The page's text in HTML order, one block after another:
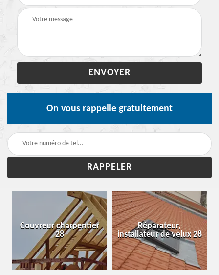
On vous rappelle gratuitement
Couvreur charpentier
28
Réparateur,
installateur de velux 28